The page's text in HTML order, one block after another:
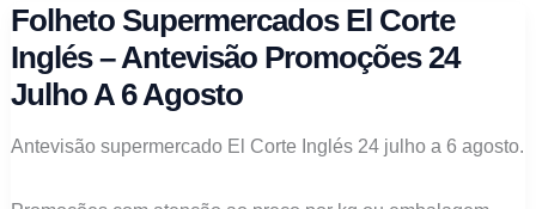
–
Antevisão
Promoções
a
Folheto Supermercados El Corte
Inglés – Antevisão Promoções 24
Julho A 6 Agosto
Antevisão supermercado El Corte Inglés 24 julho a 6 agosto.